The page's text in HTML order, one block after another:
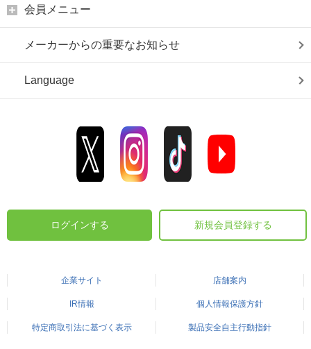
会員メニュー
メーカーからの重要なお知らせ
Language
ログインする 新規会員登録する
企業サイト 店舗案内
IR情報 個人情報保護方針
特定商取引法に基づく表示 製品安全自主行動指針